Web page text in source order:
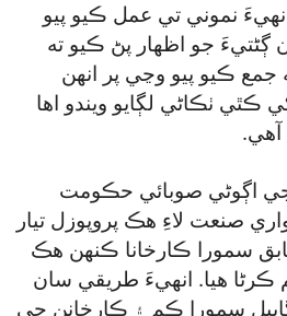
نموني تي عمل ڪيو پيو
ڳڻتيءَ جو اظهار پڻ ڪيو ته
جمع ڪيو پيو وڃي پر انهن
ٺڪاڻي لڳايو ويندو اها
آهي.
جي اڳوڻي صوبائي حڪومت
صنعت لاءِ هڪ پروپوزل تيار
سمورا ڪارخانا ڪنهن هڪ
هيا. انهيءَ طريقي سان
سمورا ڪم ۽ ڪارخانن جي